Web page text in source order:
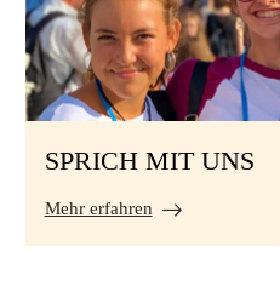
SPRICH MIT UNS
Mehr erfahren